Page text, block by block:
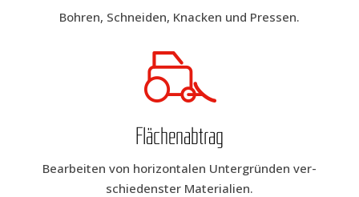
Boh­ren, Schnei­den, Kna­cken und Pressen.
Flä­chen­ab­trag
Bear­bei­ten von hori­zon­ta­len Unter­grün­den ver­
schie­dens­ter Materialien.